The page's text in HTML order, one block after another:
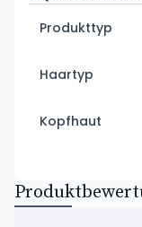
Produkttyp
Haartyp
Kopfhaut